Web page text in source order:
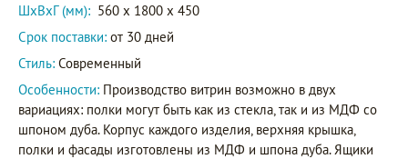
ШxВxГ (мм): 560 x 1800 x 450
Срок поставки: от 30 дней
Стиль: Современный
Особенности: Производство витрин возможно в двух
вариациях: полки могут быть как из стекла, так и из МДФ со
шпоном дуба. Корпус каждого изделия, верхняя крышка,
полки и фасады изготовлены из МДФ и шпона дуба. Ящики